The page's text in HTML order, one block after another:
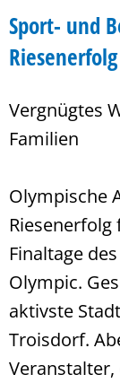
Sport- und
Riesenerfolg
Vergnügtes
Familien
Olympische
Finaltage
Olympic.
aktivste
Troisdorf.